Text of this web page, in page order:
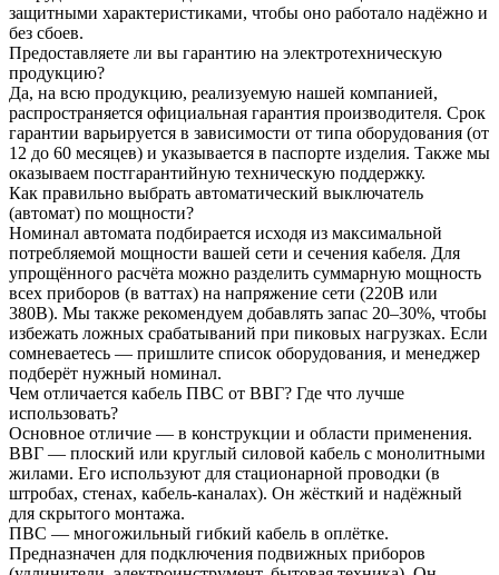
защитными характеристиками, чтобы оно работало надёжно и
без сбоев.
Предоставляете ли вы гарантию на электротехническую
продукцию?
Да, на всю продукцию, реализуемую нашей компанией,
распространяется официальная гарантия производителя. Срок
гарантии варьируется в зависимости от типа оборудования (от
12 до 60 месяцев) и указывается в паспорте изделия. Также мы
оказываем постгарантийную техническую поддержку.
Как правильно выбрать автоматический выключатель
(автомат) по мощности?
Номинал автомата подбирается исходя из максимальной
потребляемой мощности вашей сети и сечения кабеля. Для
упрощённого расчёта можно разделить суммарную мощность
всех приборов (в ваттах) на напряжение сети (220В или
380В). Мы также рекомендуем добавлять запас 20–30%, чтобы
избежать ложных срабатываний при пиковых нагрузках. Если
сомневаетесь — пришлите список оборудования, и менеджер
подберёт нужный номинал.
Чем отличается кабель ПВС от ВВГ? Где что лучше
использовать?
Основное отличие — в конструкции и области применения.
ВВГ — плоский или круглый силовой кабель с монолитными
жилами. Его используют для стационарной проводки (в
штробах, стенах, кабель-каналах). Он жёсткий и надёжный
для скрытого монтажа.
ПВС — многожильный гибкий кабель в оплётке.
Предназначен для подключения подвижных приборов